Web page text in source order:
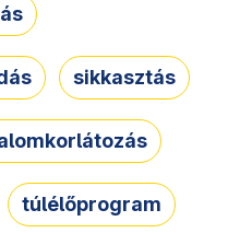
sikkasztás
túlélőprogram